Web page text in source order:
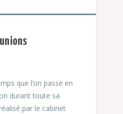
que l’on passe en
durant toute sa
par le cabinet